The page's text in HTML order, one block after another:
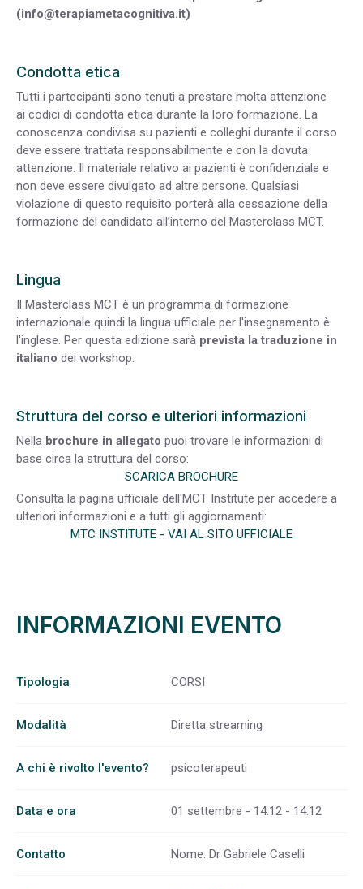
(info@terapiametacognitiva.it)
Condotta etica
Tutti i partecipanti sono tenuti a prestare molta attenzione
ai codici di condotta etica durante la loro formazione. La
conoscenza condivisa su pazienti e colleghi durante il corso
deve essere trattata responsabilmente e con la dovuta
attenzione. Il materiale relativo ai pazienti è confidenziale e
non deve essere divulgato ad altre persone. Qualsiasi
violazione di questo requisito porterà alla cessazione della
formazione del candidato all’interno del Masterclass MCT.
Lingua
Il Masterclass MCT è un programma di formazione
internazionale quindi la lingua ufficiale per l'insegnamento è
l'inglese. Per questa edizione sarà prevista la traduzione in
italiano dei workshop.
Struttura del corso e ulteriori informazioni
Nella brochure in allegato puoi trovare le informazioni di
base circa la struttura del corso:
SCARICA BROCHURE
Consulta la pagina ufficiale dell'MCT Institute per accedere a
ulteriori informazioni e a tutti gli aggiornamenti:
MTC INSTITUTE - VAI AL SITO UFFICIALE
INFORMAZIONI EVENTO
Tipologia CORSI
Modalità Diretta streaming
A chi è rivolto l'evento? psicoterapeuti
Data e ora 01 settembre - 14:12 - 14:12
Contatto Nome: Dr Gabriele Caselli